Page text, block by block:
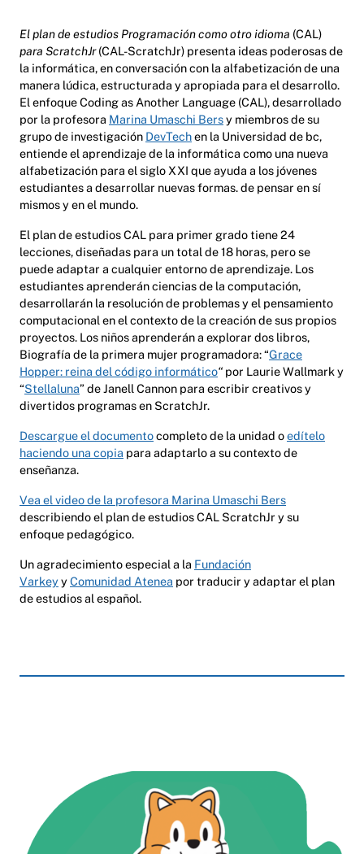
El plan de estudios Programación como otro idioma (CAL)
para ScratchJr(CAL-ScratchJr) presenta ideas poderosas de
la informática, en conversación con la alfabetización de una
manera lúdica, estructurada y apropiada para el desarrollo.
El enfoque Coding as Another Language (CAL), desarrollado
por la profesora Marina Umaschi Bersy miembros de su
grupo de investigación DevTechen la Universidad de bc,
entiende el aprendizaje de la informática como una nueva
alfabetización para el siglo XXI que ayuda a los jóvenes
estudiantes a desarrollar nuevas formas. de pensar en sí
mismos y en el mundo.
El plan de estudios CAL para primer grado tiene 24
lecciones, diseñadas para un total de 18 horas, pero se
puede adaptar a cualquier entorno de aprendizaje. Los
estudiantes aprenderán ciencias de la computación,
desarrollarán la resolución de problemas y el pensamiento
computacional en el contexto de la creación de sus propios
proyectos. Los niños aprenderán a explorar dos libros,
Biografía de la primera mujer programadora: “Grace
Hopper: reina del código informático“ por Laurie Wallmark y
“Stellaluna” de Janell Cannon para escribir creativos y
divertidos programas en ScratchJr.
Descargue el documentocompleto de la unidad oedítelo
haciendo una copia para adaptarlo a su contexto de
enseñanza.
Vea el video de la profesora Marina Umaschi Bers
describiendo el plan de estudios CAL ScratchJr y su
enfoque pedagógico.
Un agradecimiento especial a la Fundación
VarkeyyComunidad Atenea por traducir y adaptar el plan
de estudios al español.